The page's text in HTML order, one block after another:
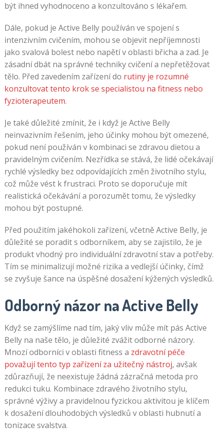
být ihned vyhodnoceno a konzultováno s lékařem.
Dále, pokud je Active Belly používán ve spojení s
intenzivním cvičením, mohou se objevit nepříjemnosti
jako svalová bolest nebo napětí v oblasti břicha a zad. Je
zásadní dbát na správné techniky cvičení a nepřetěžovat
tělo. Před zavedením zařízení do rutiny je rozumné
konzultovat tento krok se specialistou na fitness nebo
fyzioterapeutem.
Je také důležité zmínit, že i když je Active Belly
neinvazivním řešením, jeho účinky mohou být omezené,
pokud není používán v kombinaci se zdravou dietou a
pravidelným cvičením. Nezřídka se stává, že lidé očekávají
rychlé výsledky bez odpovídajících změn životního stylu,
což může vést k frustraci. Proto se doporučuje mít
realistická očekávání a porozumět tomu, že výsledky
mohou být postupné.
Před použitím jakéhokoli zařízení, včetně Active Belly, je
důležité se poradit s odborníkem, aby se zajistilo, že je
produkt vhodný pro individuální zdravotní stav a potřeby.
Tím se minimalizují možné rizika a vedlejší účinky, čímž
se zvyšuje šance na úspěšné dosažení kýžených výsledků.
Odborný názor na Active Belly
Když se zamýšlíme nad tím, jaký vliv může mít pás Active
Belly na naše tělo, je důležité zvážit odborné názory.
Mnozí odborníci v oblasti fitness a zdravotní péče
považují tento typ zařízení za užitečný nástroj, avšak
zdůrazňují, že neexistuje žádná zázračná metoda pro
redukci tuku. Kombinace zdravého životního stylu,
správné výživy a pravidelnou fyzickou aktivitou je klíčem
k dosažení dlouhodobých výsledků v oblasti hubnutí a
tonizace svalstva.